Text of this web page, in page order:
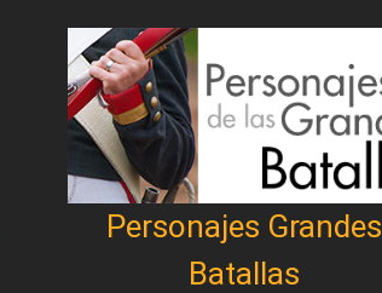
Personajes Grandes
Batallas